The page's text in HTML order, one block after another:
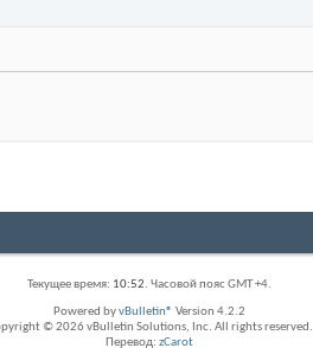
Текущее время: 10:52. Часовой пояс GMT +4.
Powered byvBulletin® Version 4.2.2
© 2026 vBulletin Solutions, Inc. All rights reserved.
Перевод: zCarot